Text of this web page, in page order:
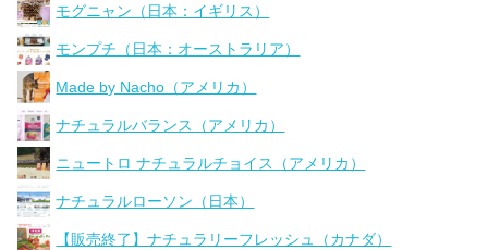
モグニャン（日本：イギリス）
モンプチ（日本：オーストラリア）
Made by Nacho（アメリカ）
ナチュラルバランス（アメリカ）
ニュートロ ナチュラルチョイス（アメリカ）
ナチュラルローソン（日本）
【販売終了】ナチュラリーフレッシュ（カナダ）